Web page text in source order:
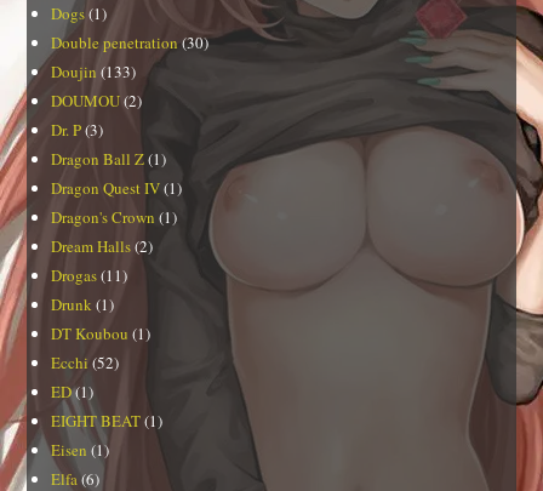
Dogs(1)
Double penetration (30)
Doujin (133)
DOUMOU(2)
Dr. P(3)
Dragon Ball Z(1)
Dragon Quest IV(1)
Dragon's Crown (1)
Dream Halls(2)
Drogas(11)
Drunk (1)
DT Koubou (1)
Ecchi (52)
ED(1)
EIGHT BEAT(1)
Eisen (1)
Elfa(6)